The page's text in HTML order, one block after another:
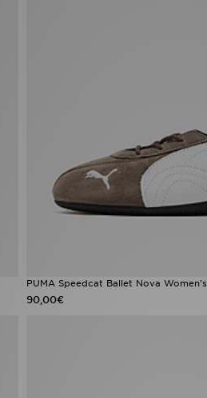
PUMA Speedcat Ballet Nova Women's
90,00€